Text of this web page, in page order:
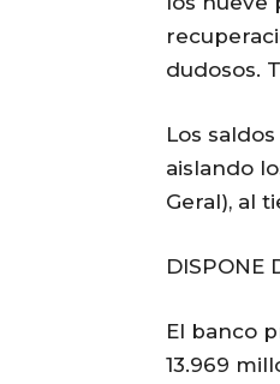
dudosos.
Los
aislando
Geral), al
DISPONE
El banco
13.969